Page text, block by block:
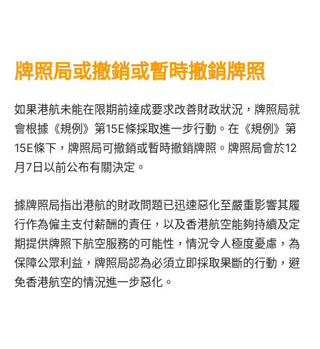
牌照局或撤銷或暫時撤銷牌照
如果港航未能在限期前達成要求改善財政狀況，牌照局就
會根據《規例》第15E條採取進一步行動。在《規例》第
15E條下，牌照局可撤銷或暫時撤銷牌照。牌照局會於12
月7日以前公布有關決定。
據牌照局指出港航的財政問題已迅速惡化至嚴重影響其履
行作為僱主支付薪酬的責任，以及香港航空能夠持續及定
期提供牌照下航空服務的可能性，情況令人極度憂慮，為
保障公眾利益，牌照局認為必須立即採取果斷的行動，避
免香港航空的情況進一步惡化。